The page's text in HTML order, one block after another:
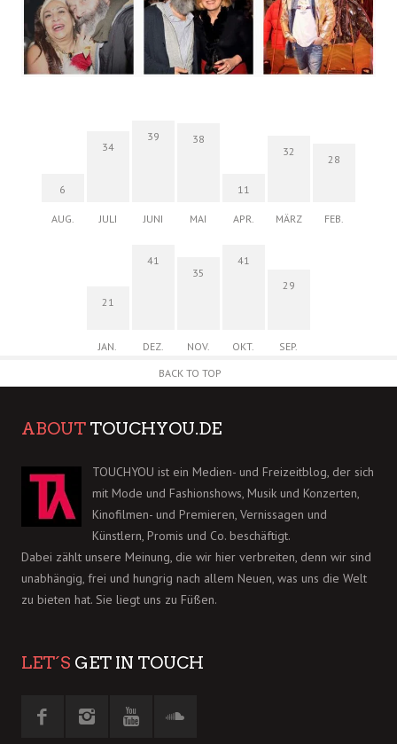
6
AUG.
34
JULI
39
JUNI
38
MAI
11
APR.
32
MÄRZ
28
FEB.
21
JAN.
41
DEZ.
35
NOV.
41
OKT.
29
SEP.
BACK TO TOP
ABOUT TOUCHYOU.DE
TOUCHYOU ist ein Medien- und Freizeitblog, der sich
mit Mode und Fashionshows, Musik und Konzerten,
Kinofilmen- und Premieren, Vernissagen und
Künstlern, Promis und Co. beschäftigt.
Dabei zählt unsere Meinung, die wir hier verbreiten, denn wir sind
unabhängig, frei und hungrig nach allem Neuen, was uns die Welt
zu bieten hat. Sie liegt uns zu Füßen.
LET´S GET IN TOUCH